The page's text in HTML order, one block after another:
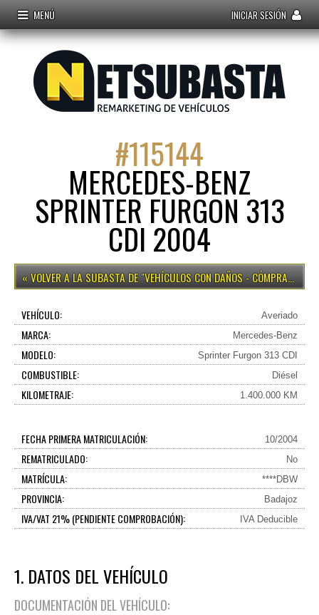
MENÚ INICIAR SESIÓN
#115144
MERCEDES-BENZ
SPRINTER FURGON 313
CDI 2004
VEHÍCULOS CON DAÑOS - CÓMPRALO YA
VEHÍCULO: Averiado
MARCA: Mercedes-Benz
MODELO: Sprinter Furgon 313 CDI
COMBUSTIBLE: Diésel
KILOMETRAJE: 1.400.000 KM
FECHA PRIMERA MATRICULACIÓN: 10/2004
REMATRICULADO: No
MATRÍCULA: ****DBW
PROVINCIA: Badajoz
IVA/VAT 21% (PENDIENTE COMPROBACIÓN): IVA Deducible
1. DATOS DEL VEHÍCULO
DOCUMENTACIÓN DEL VEHÍCULO: